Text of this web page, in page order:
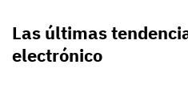
Las últimas
electrónico